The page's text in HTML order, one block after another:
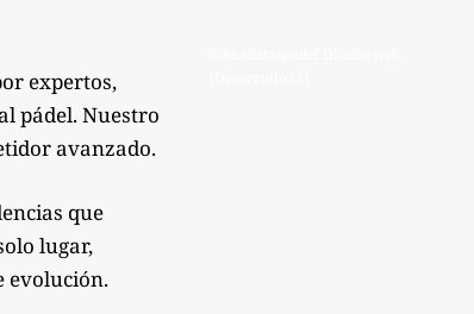
expertos,
pádel. Nuestro
avanzado.
que
lugar,
evolución.